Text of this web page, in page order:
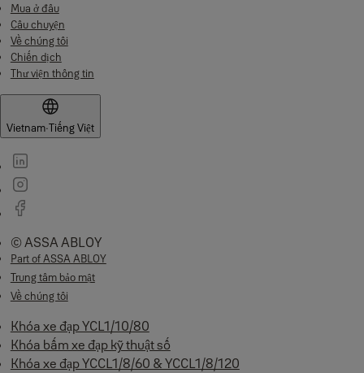
Mua ở đâu
Câu chuyện
Về chúng tôi
Chiến dịch
Thư viện thông tin
Vietnam·Tiếng Việt
© ASSA ABLOY
Part of ASSA ABLOY
Trung tâm bảo mật
Về chúng tôi
Khóa xe đạp YCL1/10/80
Khóa bấm xe đạp kỹ thuật số
Khóa xe đạp YCCL1/8/60 & YCCL1/8/120